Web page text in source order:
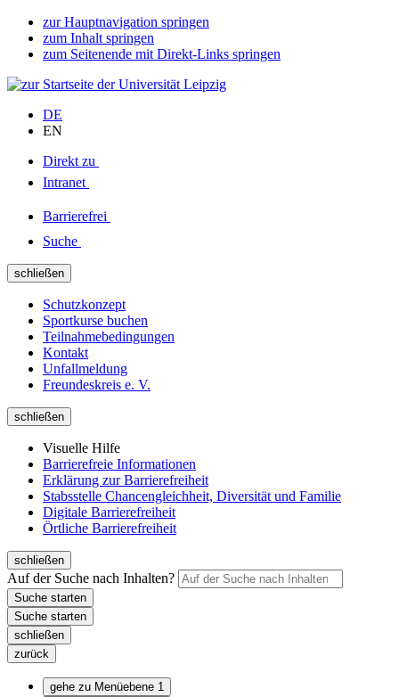
zur Hauptnavigation springen
zum Inhalt springen
zum Seitenende mit Direkt-Links springen
DE
EN
Direkt zu
Intranet
Barrierefrei
Suche
schließen
Schutzkonzept
Sportkurse buchen
Teilnahmebedingungen
Kontakt
Unfallmeldung
Freundeskreis e. V.
schließen
Visuelle Hilfe
Barrierefreie Informationen
Erklärung zur Barrierefreiheit
Stabsstelle Chancengleichheit, Diversität und Familie
Digitale Barrierefreiheit
Örtliche Barrierefreiheit
schließen
Auf der Suche nach Inhalten?
schließen
zurück
gehe zu Menüebene 1